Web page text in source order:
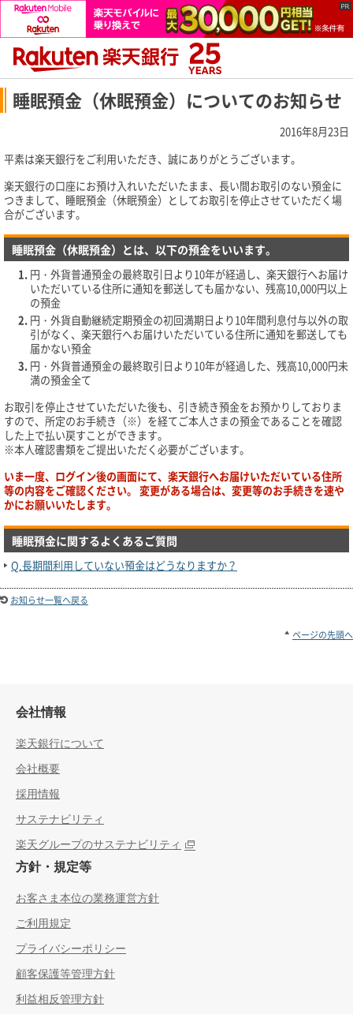
睡眠預金（休眠預金）についてのお知らせ
2016年8月23日
平素は楽天銀行をご利用いただき、誠にありがとうございます。
楽天銀行の口座にお預け入れいただいたまま、長い間お取引のない預金に
つきまして、睡眠預金（休眠預金）としてお取引を停止させていただく場
合がございます。
睡眠預金（休眠預金）とは、以下の預金をいいます。
円・外貨普通預金の最終取引日より10年が経過し、楽天銀行へお届け
いただいている住所に通知を郵送しても届かない、残高10,000円以上
の預金
円・外貨自動継続定期預金の初回満期日より10年間利息付与以外の取
引がなく、楽天銀行へお届けいただいている住所に通知を郵送しても
届かない預金
円・外貨普通預金の最終取引日より10年が経過した、残高10,000円未
満の預金全て
お取引を停止させていただいた後も、引き続き預金をお預かりしておりま
すので、所定のお手続き（※）を経てご本人さまの預金であることを確認
した上で払い戻すことができます。
※本人確認書類をご提出いただく必要がございます。
いま一度、ログイン後の画面にて、楽天銀行へお届けいただいている住所
等の内容をご確認ください。 変更がある場合は、変更等のお手続きを速や
かにお願いいたします。
睡眠預金に関するよくあるご質問
Q.長期間利用していない預金はどうなりますか？
お知らせ一覧へ戻る
ページの先頭へ
会社情報
楽天銀行について
会社概要
採用情報
サステナビリティ
楽天グループのサステナビリティ
方針・規定等
お客さま本位の業務運営方針
ご利用規定
プライバシーポリシー
顧客保護等管理方針
利益相反管理方針